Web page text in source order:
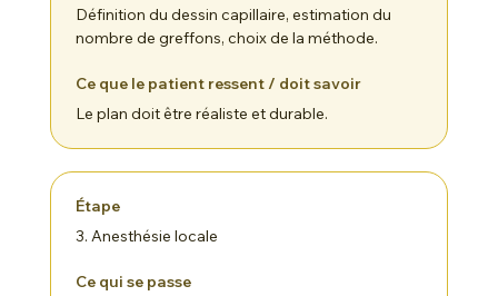
Définition du dessin capillaire, estimation du
nombre de greffons, choix de la méthode.
Le plan doit être réaliste et durable.
3. Anesthésie locale